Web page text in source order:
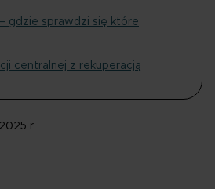
gdzie sprawdzi się które
centralnej z rekuperacją
r